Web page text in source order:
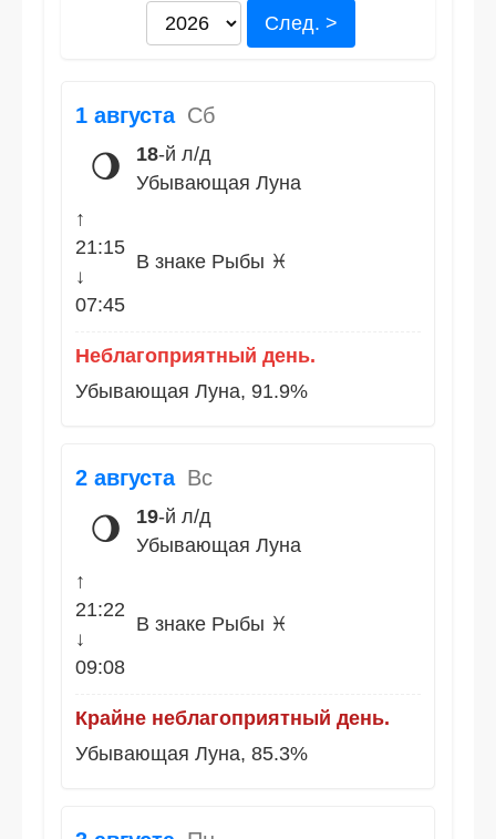
След. >
1 августа Сб
🌖 18-й л/д
Убывающая Луна
↑
21:15
↓
07:45
В знаке Рыбы ♓
Неблагоприятный день.
Убывающая Луна, 91.9%
2 августа Вс
🌖 19-й л/д
Убывающая Луна
↑
21:22
↓
09:08
В знаке Рыбы ♓
Крайне неблагоприятный день.
Убывающая Луна, 85.3%